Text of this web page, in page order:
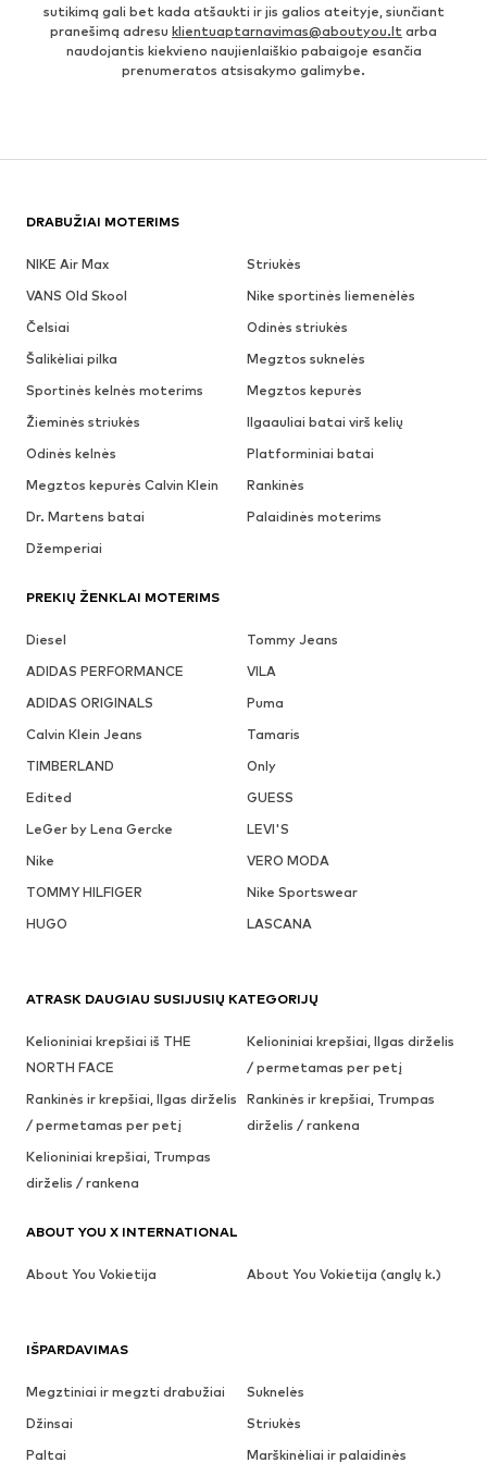
sutikimą gali bet kada atšaukti ir jis galios ateityje, siunčiant
pranešimą adresu klientuaptarnavimas@aboutyou.lt arba
naudojantis kiekvieno naujienlaiškio pabaigoje esančia
prenumeratos atsisakymo galimybe.
DRABUŽIAI MOTERIMS
NIKE Air Max
Striukės
VANS Old Skool
Nike sportinės liemenėlės
Čelsiai
Odinės striukės
Šalikėliai pilka
Megztos suknelės
Sportinės kelnės moterims
Megztos kepurės
Žieminės striukės
Ilgaauliai batai virš kelių
Odinės kelnės
Platforminiai batai
Megztos kepurės Calvin Klein
Rankinės
Dr. Martens batai
Palaidinės moterims
Džemperiai
PREKIŲ ŽENKLAI MOTERIMS
Diesel
Tommy Jeans
ADIDAS PERFORMANCE
VILA
ADIDAS ORIGINALS
Puma
Calvin Klein Jeans
Tamaris
TIMBERLAND
Only
Edited
GUESS
LeGer by Lena Gercke
LEVI'S
Nike
VERO MODA
TOMMY HILFIGER
Nike Sportswear
HUGO
LASCANA
IŠPARDAVIMAS
Megztiniai ir megzti drabužiai
Suknelės
Džinsai
Striukės
Paltai
Marškinėliai ir palaidinės
ATRASK DAUGIAU SUSIJUSIŲ KATEGORIJŲ
Kelioniniai krepšiai iš THE
NORTH FACE
Kelioniniai krepšiai, Ilgas dirželis
/ permetamas per petį
Rankinės ir krepšiai, Ilgas dirželis
/ permetamas per petį
Rankinės ir krepšiai, Trumpas
dirželis / rankena
Kelioniniai krepšiai, Trumpas
dirželis / rankena
ABOUT YOU X INTERNATIONAL
About You Vokietija About You Vokietija (anglų k.)